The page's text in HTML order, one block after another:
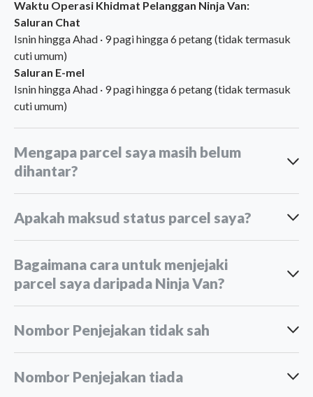
Waktu Operasi Khidmat Pelanggan Ninja Van:
Saluran Chat
Isnin hingga Ahad · 9 pagi hingga 6 petang (tidak termasuk
cuti umum)
Saluran E-mel
Isnin hingga Ahad · 9 pagi hingga 6 petang (tidak termasuk
cuti umum)
Mengapa parcel saya masih belum
dihantar?
Penghantaran antarabangsa mengambil masa lebih
lama:
Lonjakan musim puncak:
Halangan di luar jangkaan:
Apakah maksud status parcel saya?
Pending handover to Ninja Van:
Bagaimana cara untuk menjejaki
parcel saya daripada Ninja Van?
Domestic deliveries
Nombor Penjejakan tidak sah
Nombor Penjejakan tiada